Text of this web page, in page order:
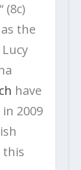
(8c)
the
have
2009
this